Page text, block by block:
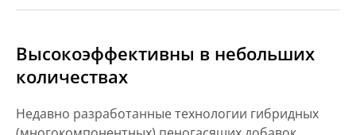
Высокоэффективны в небольших
количествах
Недавно разработанные технологии гибридных